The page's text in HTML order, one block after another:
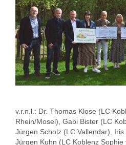
v.r.n.l.: Dr. Thomas Klose (LC
Rhein/Mosel), Gabi Bister (LC
Jürgen Scholz (LC Vallendar), Iris
Jürgen Kuhn (LC Koblenz